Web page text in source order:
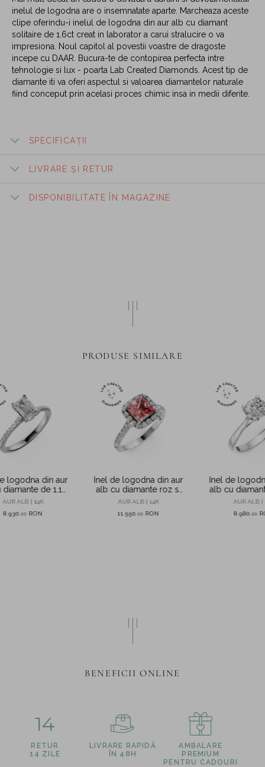
inelul de logodna are o insemnatate aparte. Marcheaza aceste
clipe oferindu-i inelul de logodna din aur alb cu diamant
solitaire de 1.6ct creat in laborator a carui stralucire o va
impresiona. Noul capitol al povestii voastre de dragoste
incepe cu DAAR. Bucura-te de contopirea perfecta intre
tehnologie si lux - poarta Lab Created Diamonds. Acest tip de
diamante iti va oferi aspectul si valoarea diamantelor naturale
fiind conceput prin acelasi proces chimic insa in medii diferite.
SPECIFICAȚII
LIVRARE ȘI RETUR
DISPONIBILITATE ÎN MAGAZINE
PRODUSE SIMILARE
logodna din aur
de 1.1ct
in laborator
AUR ALB | 14K
8.930 ,00 RON
Inel de logodna din aur
alb cu diamante roz si
incolore de 1.4ct create
AUR ALB | 14K
11.550 ,00 RON
Inel de
alb cu
de 1ct creat
AUR ALB |
8.980 ,00
BENEFICII ONLINE
14
RETUR
14 ZILE
LIVRARE RAPIDĂ
ÎN 48H
AMBALARE
PREMIUM
PENTRU CADOURI